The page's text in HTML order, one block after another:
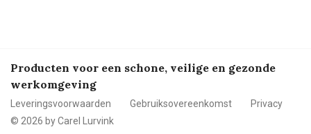
Producten voor een schone, veilige en gezonde
werkomgeving
Leveringsvoorwaarden Gebruiksovereenkomst
Privacy
© 2026 by Carel Lurvink